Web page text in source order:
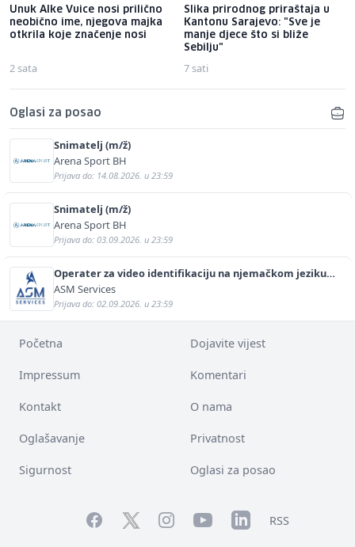
Unuk Alke Vuice nosi prilično
neobično ime, njegova majka
otkrila koje značenje nosi
2 sata
Slika prirodnog priraštaja u
Kantonu Sarajevo: "Sve je
manje djece što si bliže
Sebilju"
7 sati
Oglasi za posao
Snimatelj (m/ž)
Arena Sport BH
Prijava do: 14.08.2026. u 23:59
Snimatelj (m/ž)
Arena Sport BH
Prijava do: 03.09.2026. u 23:59
Operater za video identifikaciju na njemačkom jeziku
(m/ž)
ASM Services
Prijava do: 02.09.2026. u 23:59
Početna Dojavite vijest
Impressum Komentari
Kontakt O nama
Oglašavanje Privatnost
Sigurnost Oglasi za posao
FacebookTwitterInstagramYouTubeLinkedInRSS